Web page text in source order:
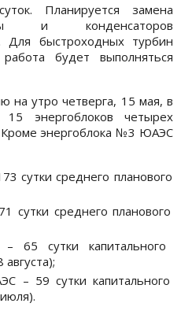
Планируется замена
и конденсаторов
Для быстроходных турбин
будет выполняться
на утро четверга, 15 мая, в
энергоблоков четырех
энергоблока №3 ЮАЭС
сутки среднего планового
сутки среднего планового
65 сутки капитального
– 59 сутки капитального